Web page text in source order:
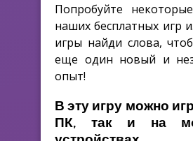
Попробуйте
наших бесплатных игр
игры найди слова,
еще один новый и
опыт!
В эту игру можно
ПК, так и на